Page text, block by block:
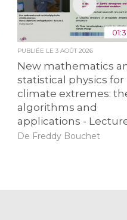
PUBLIÉE LE3 AOÛT 2026
New mathematics
statistical physics for
climate extremes:
algorithms and
applications -
De Freddy Bouchet